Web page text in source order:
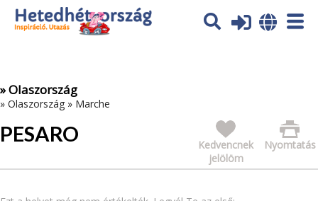
Az oldal sütiket (cookies) használ. További tájékoztatás itt:
Adatvédelmi tájékoztató
» Olaszország
» Olaszország » Marche
PESARO Nyomtatás
Kedvencnek
jelölöm